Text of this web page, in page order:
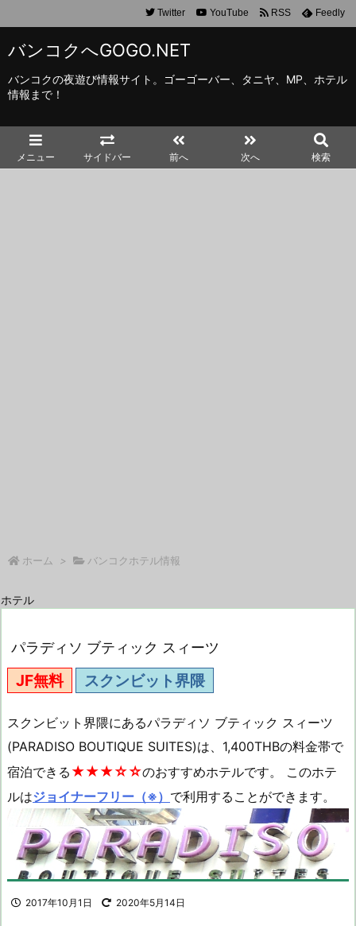
バンコクへGOGO.NET
バンコクの夜遊び情報サイト。ゴーゴーバー、タニヤ、MP、ホテル
情報まで！
メニュー サイドバー 前へ 次へ 検索
Twitter YouTube RSS Feedly
ホーム > バンコクホテル情報
ホテル
パラディソ ブティック スィーツ
JF無料 スクンビット界隈
スクンビット界隈にあるパラディソ ブティック スィーツ
(PARADISO BOUTIQUE SUITES)は、1,400THBの料金帯で
宿泊できる ★★★☆☆のおすすめホテルです。 このホテ
ルはジョイナーフリー（※） で利用することができます。
2017年10月1日 2020年5月14日